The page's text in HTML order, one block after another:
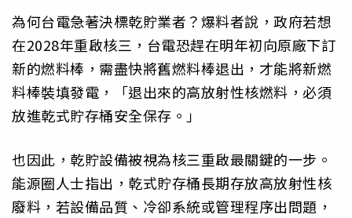
為何台電急著決標乾貯業者？爆料者說，政府若想
在2028年重啟核三，台電恐趕在明年初向原廠下訂
新的燃料棒，需盡快將舊燃料棒退出，才能將新燃
料棒裝填發電，「退出來的高放射性核燃料，必須
放進乾式貯存桶安全保存。」
也因此，乾貯設備被視為核三重啟最關鍵的一步。
能源圈人士指出，乾式貯存桶長期存放高放射性核
廢料，若設備品質、冷卻系統或管理程序出問題，